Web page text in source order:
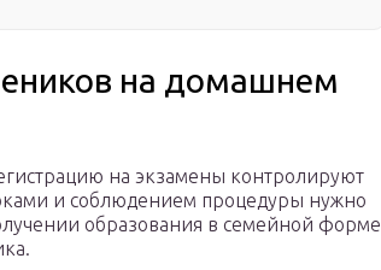
на домашнем
на экзамены контролируют
и соблюдением процедуры нужно
образования в семейной форме